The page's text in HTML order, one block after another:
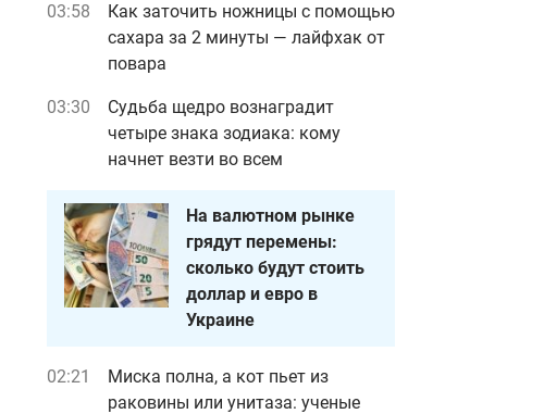
03:58
Как заточить ножницы с помощью
сахара за 2 минуты — лайфхак от
повара
03:30
Судьба щедро вознаградит
четыре знака зодиака: кому
начнет везти во всем
На валютном рынке
грядут перемены:
сколько будут стоить
доллар и евро в
Украине
02:21
Миска полна, а кот пьет из
раковины или унитаза: ученые